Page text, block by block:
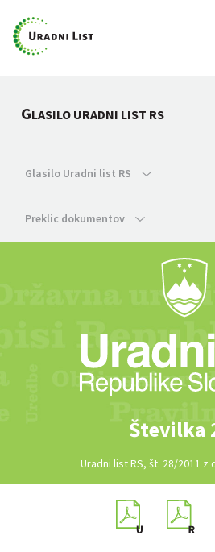
GLASILO URADNI LIST RS
Glasilo Uradni list RS
Preklic dokumentov
Številka
Uradni list RS, št. 28/2011 z